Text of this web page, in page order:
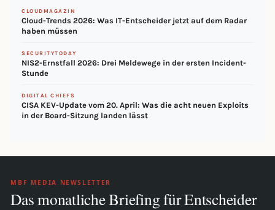
CLOUDMAGAZIN
Cloud-Trends 2026: Was IT-Entscheider jetzt auf dem Radar
haben müssen
SECURITYTODAY
NIS2-Ernstfall 2026: Drei Meldewege in der ersten Incident-
Stunde
DIGITAL CHIEFS
CISA KEV-Update vom 20. April: Was die acht neuen Exploits
in der Board-Sitzung landen lässt
MBF MEDIA NEWSLETTER
Das monatliche Briefing für Entscheider